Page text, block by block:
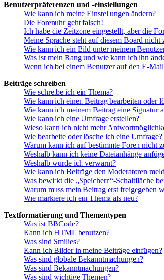
Benutzerpräferenzen und -einstellungen
Wie kann ich meine Einstellungen ändern?
Die Forenuhr geht falsch!
Ich habe die Zeitzone eingestellt, aber die
Meine Sprache steht auf diesem Board nicht
Wie kann ich ein Bild unter meinem
Was ist mein Rang und wie kann ich ihn
Wenn ich bei einem Benutzer auf den E-
Beiträge schreiben
Wie schreibe ich ein Thema?
Wie kann ich einen Beitrag bearbeiten oder
Wie kann ich meinem Beitrag eine Signatur
Wie kann ich eine Umfrage erstellen?
Wieso kann ich nicht mehr
Wie bearbeite oder lösche ich eine Umfrage?
Warum kann ich auf bestimmte Foren nicht
Weshalb kann ich keine Dateianhänge
Weshalb wurde ich verwarnt?
Wie kann ich Beiträge den Moderatoren
Was bewirkt die „Speichern“-Schaltfläche
Warum muss mein Beitrag erst freigegeben
Wie markiere ich ein Thema als neu?
Textformatierung und Thementypen
Was ist BBCode?
Kann ich HTML benutzen?
Was sind Smilies?
Kann ich Bilder in meine Beiträge einfügen?
Was sind globale Bekanntmachungen?
Was sind Bekanntmachungen?
Was sind wichtige Themen?